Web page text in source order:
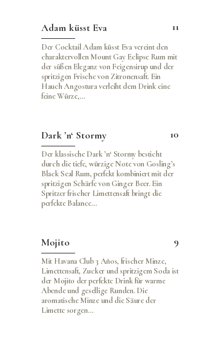
Adam küsst Eva 11
Der Cocktail Adam küsst Eva vereint den
charaktervollen Mount Gay Eclipse Rum mit
der süßen Eleganz von Feigensirup und der
spritzigen Frische von Zitronensaft. Ein
Hauch Angostura verleiht dem Drink eine
feine Würze,…
Dark ’n‘ Stormy 10
Der klassische Dark ’n‘ Stormy besticht
durch die tiefe, würzige Note von Gosling’s
Black Seal Rum, perfekt kombiniert mit der
spritzigen Schärfe von Ginger Beer. Ein
Spritzer frischer Limettensaft bringt die
perfekte Balance…
Mojito 9
Mit Havana Club 3 Años, frischer Minze,
Limettensaft, Zucker und spritzigem Soda ist
der Mojito der perfekte Drink für warme
Abende und gesellige Runden. Die
aromatische Minze und die Säure der
Limette sorgen…